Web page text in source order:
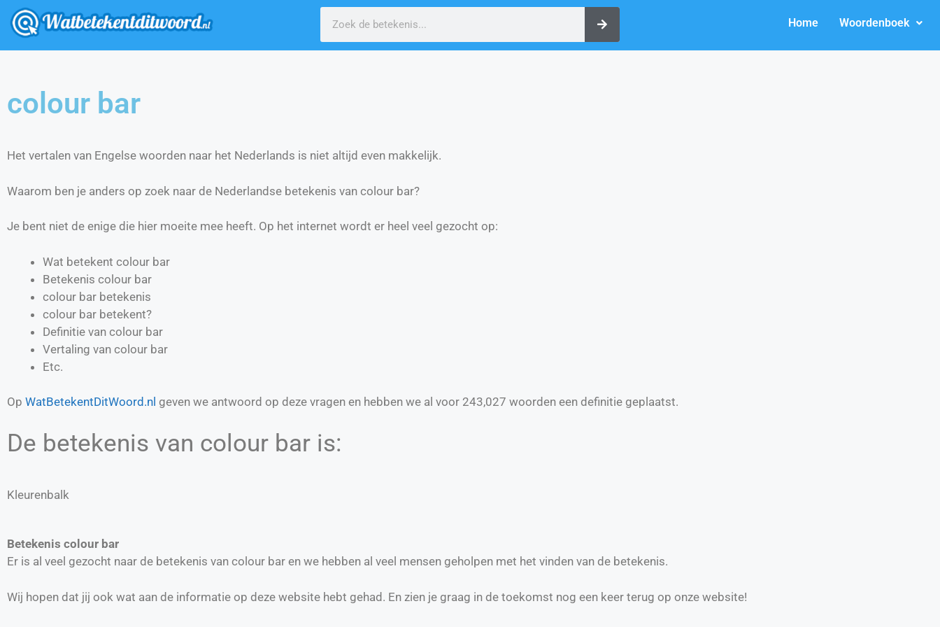
Home Woordenboek
colour bar
Het vertalen van Engelse woorden naar het Nederlands is niet altijd even makkelijk.
Waarom ben je anders op zoek naar de Nederlandse betekenis van colour bar?
Je bent niet de enige die hier moeite mee heeft. Op het internet wordt er heel veel gezocht op:
Wat betekent colour bar
Betekenis colour bar
colour bar betekenis
colour bar betekent?
Definitie van colour bar
Vertaling van colour bar
Etc.
Op WatBetekentDitWoord.nl geven we antwoord op deze vragen en hebben we al voor 243,027 woorden een definitie geplaatst.
De betekenis van colour bar is:
Kleurenbalk
Betekenis colour bar
Er is al veel gezocht naar de betekenis van colour bar en we hebben al veel mensen geholpen met het vinden van de betekenis.
Wij hopen dat jij ook wat aan de informatie op deze website hebt gehad. En zien je graag in de toekomst nog een keer terug op onze website!